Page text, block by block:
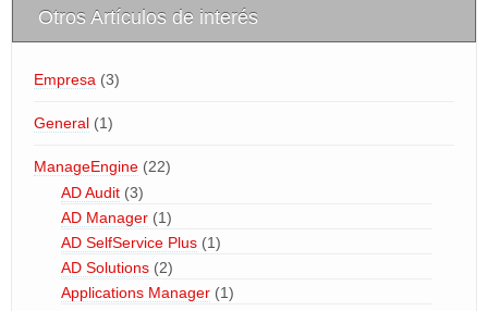
Otros Artículos de interés
Empresa (3)
General (1)
ManageEngine (22)
AD Audit (3)
AD Manager (1)
AD SelfService Plus (1)
AD Solutions (2)
Applications Manager (1)